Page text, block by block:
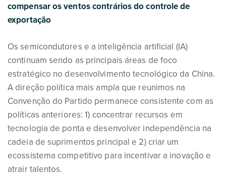
compensar os ventos contrários do controle de
exportação
Os semicondutores e a inteligência artificial (IA)
continuam sendo as principais áreas de foco
estratégico no desenvolvimento tecnológico da China.
A direção política mais ampla que reunimos na
Convenção do Partido permanece consistente com as
políticas anteriores: 1) concentrar recursos em
tecnologia de ponta e desenvolver independência na
cadeia de suprimentos principal e 2) criar um
ecossistema competitivo para incentivar a inovação e
atrair talentos.